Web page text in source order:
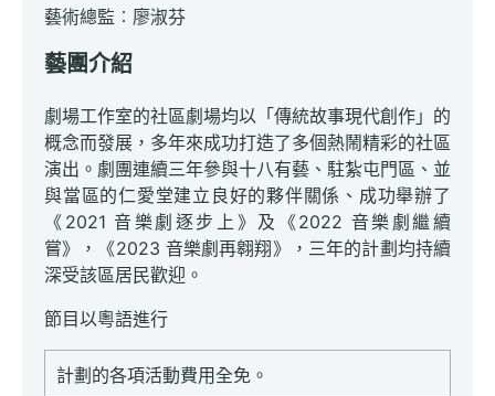
藝術總監︰廖淑芬
藝團介紹
劇場工作室的社區劇場均以「傳統故事現代創作」的
概念而發展，多年來成功打造了多個熱鬧精彩的社區
演出。劇團連續三年參與十八有藝、駐紮屯門區、並
與當區的仁愛堂建立良好的夥伴關係、成功舉辦了
《2021 音樂劇逐步上》及《2022 音樂劇繼續
嘗》，《2023 音樂劇再翱翔》，三年的計劃均持續
深受該區居民歡迎。
節目以粵語進行
計劃的各項活動費用全免。